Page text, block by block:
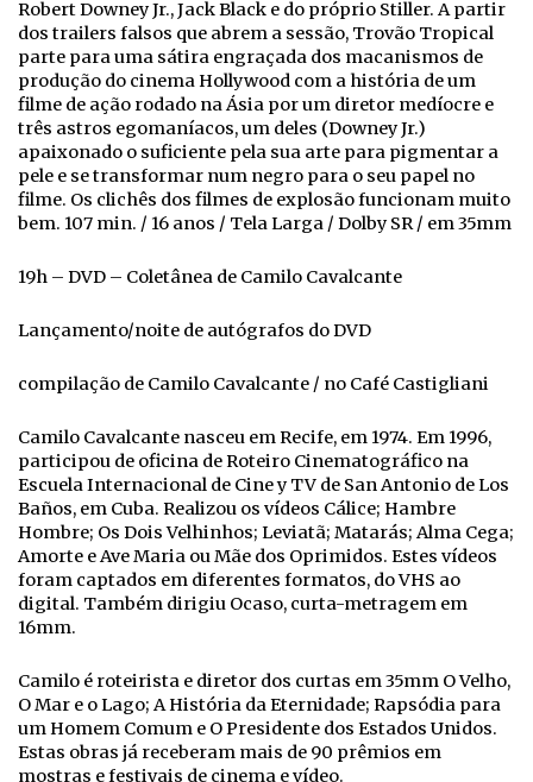
Robert Downey Jr., Jack Black e do próprio Stiller. A partir
dos trailers falsos que abrem a sessão, Trovão Tropical
parte para uma sátira engraçada dos macanismos de
produção do cinema Hollywood com a história de um
filme de ação rodado na Ásia por um diretor medíocre e
três astros egomaníacos, um deles (Downey Jr.)
apaixonado o suficiente pela sua arte para pigmentar a
pele e se transformar num negro para o seu papel no
filme. Os clichês dos filmes de explosão funcionam muito
bem. 107 min. / 16 anos / Tela Larga / Dolby SR / em 35mm
19h – DVD – Coletânea de Camilo Cavalcante
Lançamento/noite de autógrafos do DVD
compilação de Camilo Cavalcante / no Café Castigliani
Camilo Cavalcante nasceu em Recife, em 1974. Em 1996,
participou de oficina de Roteiro Cinematográfico na
Escuela Internacional de Cine y TV de San Antonio de Los
Baños, em Cuba. Realizou os vídeos Cálice; Hambre
Hombre; Os Dois Velhinhos; Leviatã; Matarás; Alma Cega;
Amorte e Ave Maria ou Mãe dos Oprimidos. Estes vídeos
foram captados em diferentes formatos, do VHS ao
digital. Também dirigiu Ocaso, curta-metragem em
16mm.
Camilo é roteirista e diretor dos curtas em 35mm O Velho,
O Mar e o Lago; A História da Eternidade; Rapsódia para
um Homem Comum e O Presidente dos Estados Unidos.
Estas obras já receberam mais de 90 prêmios em
mostras e festivais de cinema e vídeo.